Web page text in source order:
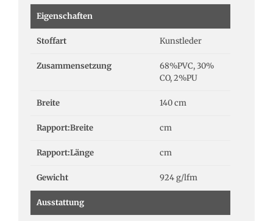
Eigenschaften
Stoffart Kunstleder
Zusammensetzung
68%PVC, 30%
CO, 2%PU
Breite 140 cm
Rapport:Breite cm
Rapport:Länge cm
Gewicht 924 g/lfm
Ausstattung